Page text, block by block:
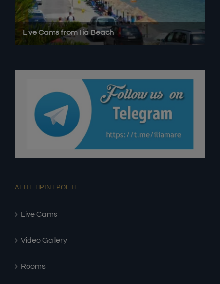
ΔΕΙΤΕ ΠΡΙΝ ΕΡΘΕΤΕ
Live Cams
Video Gallery
Rooms